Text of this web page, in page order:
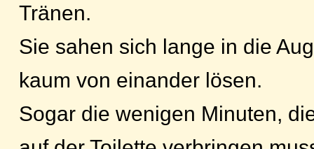
Tränen.
Sie sahen sich lange in die
kaum von einander lösen.
Sogar die wenigen Minuten,